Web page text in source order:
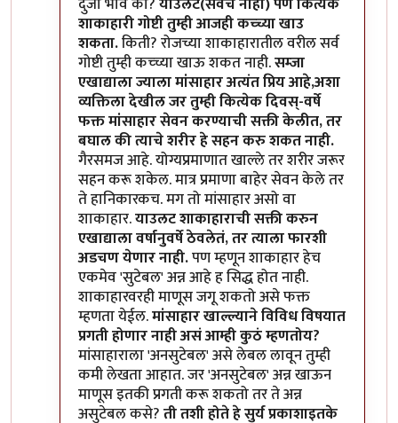
शाकाहारी गोष्टी तुम्ही आजही कच्च्या खाउ
शकता.किती? रोजच्या शाकाहारातील वरील सर्व
गोष्टी तुम्ही कच्च्या खाऊ शकत नाही.सम्जा
एखाद्याला ज्याला मांसाहार अत्यंत प्रिय आहे,अशा
व्यक्तिला देखील जर तुम्ही कित्येक दिवस्-वर्षे
फक्त मांसाहार सेवन करण्याची सक्ती केलीत, तर
बघाल की त्याचे शरीर हे सहन करु शकत नाही.
गैरसमज आहे. योग्यप्रमाणात खाल्ले तर शरीर जरूर
सहन करू शकेल. मात्र प्रमाणा बाहेर सेवन केले तर
ते हानिकारकच. मग तो मांसाहार असो वा
शाकाहार.याउलट शाकाहाराची सक्ती करुन
एखाद्याला वर्षानुवर्षे ठेवलेतं, तर त्याला फारशी
अडचण येणार नाही.पण म्हणून शाकाहार हेच
एकमेव 'सुटेबल' अन्न आहे ह सिद्ध होत नाही.
शाकाहारवरही माणूस जगू शकतो असे फक्त
म्हणता येईल.मांसाहार खाल्ल्याने विविध विषयात
प्रगती होणार नाही असं आम्ही कुठं म्हणतोय?
मांसाहाराला 'अनसुटेबल' असे लेबल लावून तुम्ही
कमी लेखता आहात. जर 'अनसुटेबल' अन्न खाऊन
माणूस इतकी प्रगती करू शकतो तर ते अन्न
असुटेबल कसे?ती तशी होते हे सुर्य प्रकाशाइतके